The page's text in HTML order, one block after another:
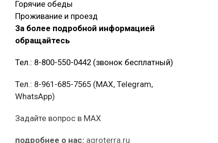
Горячие обеды
Проживание и проезд
За более подробной информацией
обращайтесь
Тел.: 8-800-550-0442 (звонок бесплатный)
Тел.: 8-961-685-7565 (МАХ, Telegram,
WhatsApp)
Задайте вопрос в MAX
подробнее о нас: agroterra.ru